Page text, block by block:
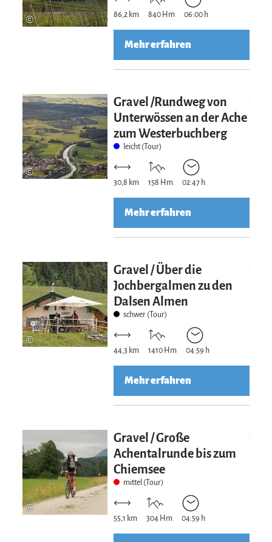
© 86,2 km 840 Hm 06:00 h
Mehr erfahren
©
Gravel /Rundweg von
Unterwössen an der Ache
zum Westerbuchberg
leicht (Tour)
30,8 km 158 Hm 02:47 h
Mehr erfahren
©
Gravel / Über die
Jochbergalmen zu den
Dalsen Almen
schwer (Tour)
44,3 km 1410 Hm 04:59 h
Mehr erfahren
©
Gravel / Große
Achentalrunde bis zum
Chiemsee
mittel (Tour)
55,1 km 304 Hm 04:59 h